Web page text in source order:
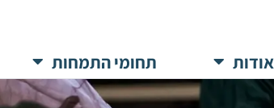
אודות תחומי התמחות